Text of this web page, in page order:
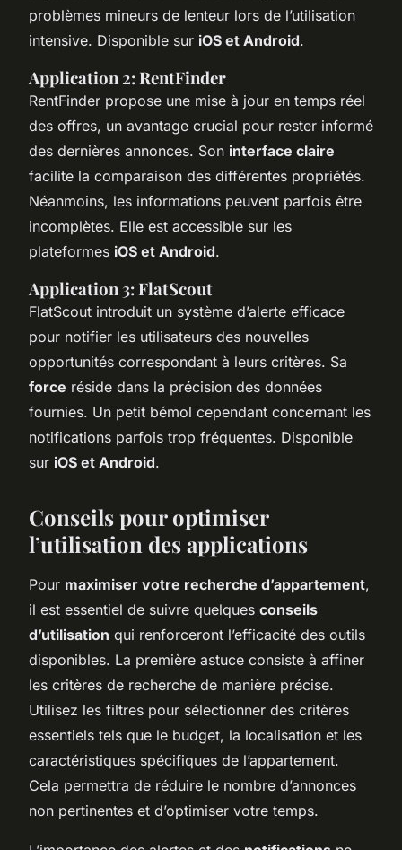
problèmes mineurs de lenteur lors de l’utilisation
intensive. Disponible sur iOS et Android.
Application 2: RentFinder
RentFinder propose une mise à jour en temps réel
des offres, un avantage crucial pour rester informé
des dernières annonces. Son interface claire
facilite la comparaison des différentes propriétés.
Néanmoins, les informations peuvent parfois être
incomplètes. Elle est accessible sur les
plateformes iOS et Android.
Application 3: FlatScout
FlatScout introduit un système d’alerte efficace
pour notifier les utilisateurs des nouvelles
opportunités correspondant à leurs critères. Sa
force réside dans la précision des données
fournies. Un petit bémol cependant concernant les
notifications parfois trop fréquentes. Disponible
sur iOS et Android.
Conseils pour optimiser
l’utilisation des applications
Pour maximiser votre recherche d’appartement,
il est essentiel de suivre quelques conseils
d’utilisation qui renforceront l’efficacité des outils
disponibles. La première astuce consiste à affiner
les critères de recherche de manière précise.
Utilisez les filtres pour sélectionner des critères
essentiels tels que le budget, la localisation et les
caractéristiques spécifiques de l’appartement.
Cela permettra de réduire le nombre d’annonces
non pertinentes et d’optimiser votre temps.